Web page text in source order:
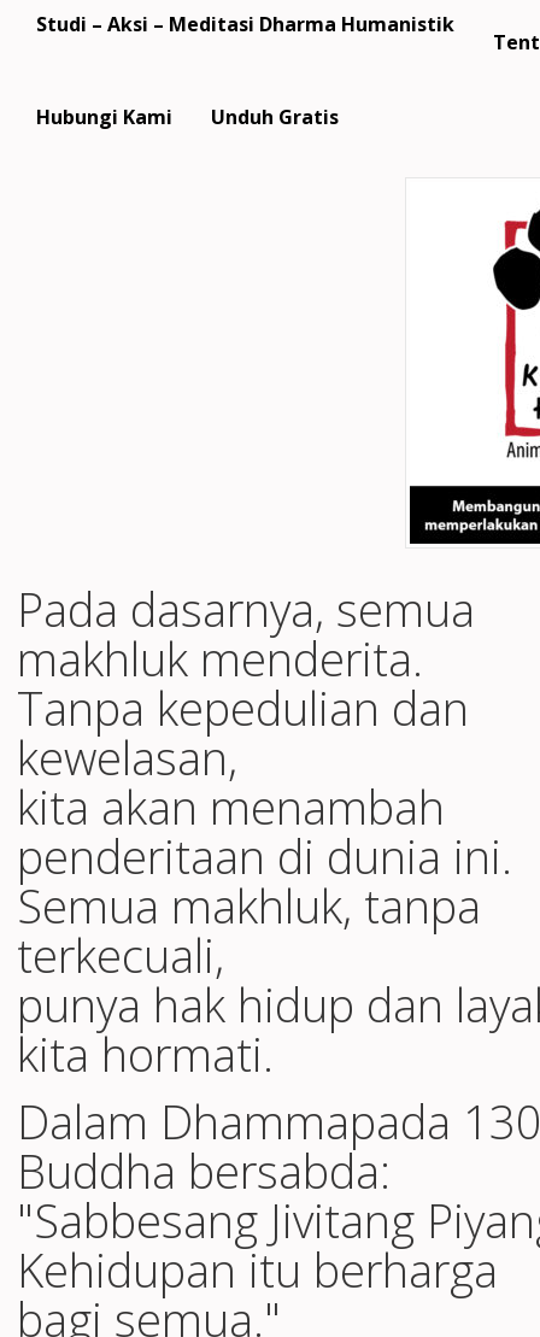
Studi – Aksi – Meditasi Dharma Humanistik
Hubungi Kami Unduh Gratis
Pada dasarnya, semua
makhluk menderita.
Tanpa kepedulian dan
kewelasan,
kita akan menambah
penderitaan di dunia ini.
Semua makhluk, tanpa
terkecuali,
punya hak hidup dan
kita hormati.
Dalam Dhammapada
Buddha bersabda:
"Sabbesang Jivitang
Kehidupan itu berharga
bagi semua."